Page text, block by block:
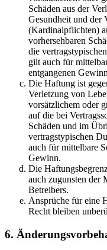
Schäden aus der
Gesundheit und der
(Kardinalpflichten)
vorhersehbaren
die
gilt auch für
entgangenen
Die Haftung ist
Verletzung von
vorsätzlichem oder
auf die bei
Schäden und im
vertragstypischen
auch für mittelbare
Gewinn.
Die
auch zugunsten der
Betreibers.
Ansprüche für eine
Recht bleiben
6.